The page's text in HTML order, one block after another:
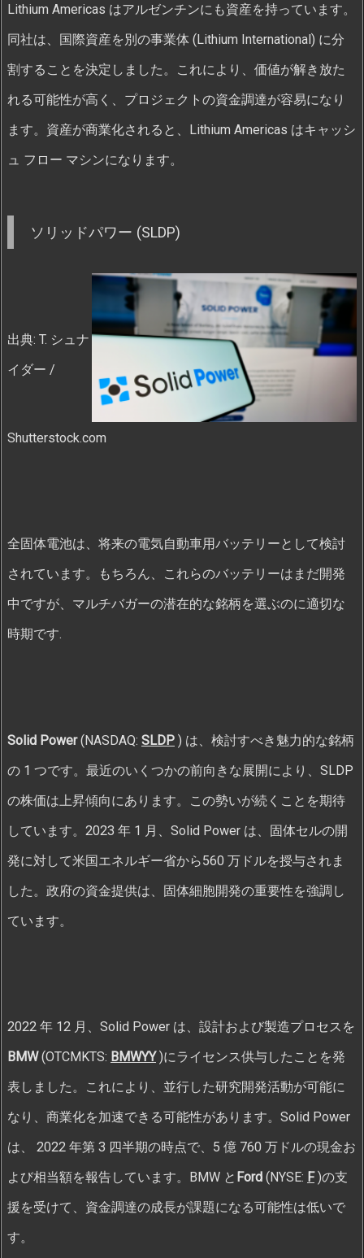
Lithium Americas はアルゼンチンにも資産を持っています。
同社は、国際資産を別の事業体 (Lithium International) に分
割することを決定しました。これにより、価値が解き放た
れる可能性が高く、プロジェクトの資金調達が容易になり
ます。資産が商業化されると、Lithium Americas はキャッシ
ュ フロー マシンになります。
ソリッドパワー (SLDP)
出典: T. シュナ
イダー /
Shutterstock.com
全固体電池は、将来の電気自動車用バッテリーとして検討
されています。もちろん、これらのバッテリーはまだ開発
中ですが、マルチバガーの潜在的な銘柄を選ぶのに適切な
時期です.
Solid Power(NASDAQ: SLDP ) は、検討すべき魅力的な銘柄
の 1 つです。最近のいくつかの前向きな展開により、SLDP
の株価は上昇傾向にあります。この勢いが続くことを期待
しています。2023 年 1 月、Solid Power は、固体セルの開
発に対して米国エネルギー省から560 万ドルを授与されま
した。政府の資金提供は、固体細胞開発の重要性を強調し
ています。
2022 年 12 月、Solid Power は、設計および製造プロセスを
BMW(OTCMKTS: BMWYY)にライセンス供与したことを発
表しました。これにより、並行した研究開発活動が可能に
なり、商業化を加速できる可能性があります。Solid Power
は、 2022 年第 3 四半期の時点で、5 億 760 万ドルの現金お
よび相当額を報告しています。BMW と Ford (NYSE: F)の支
援を受けて、資金調達の成長が課題になる可能性は低いで
す。